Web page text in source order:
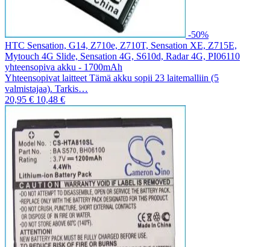
-50%
HTC Sensation, G14, Z710e, Z710T, Sensation XE, Z715E,
Mytouch 4G Slide, Sensation 4G, S610d, Radar 4G, PI06110
yhteensopiva akku - 1700mAh
Yhteensopivat laitteet Tämä akku sopii 23 laitemalliin (5
valmistajaa). Tarkis…
20,95 € 10,48 €